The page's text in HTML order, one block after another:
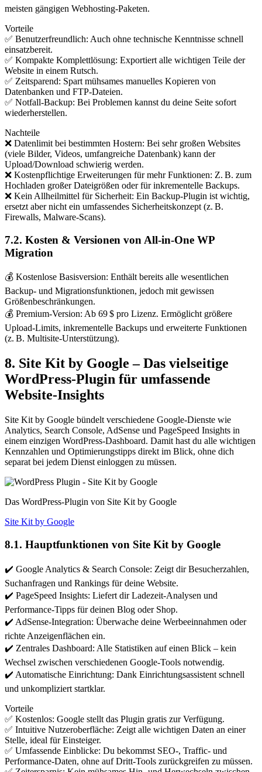
meisten gängigen Webhosting-Paketen.
Vorteile
✅ Benutzerfreundlich: Auch ohne technische Kenntnisse schnell
einsatzbereit.
✅ Kompakte Komplettlösung: Exportiert alle wichtigen Teile der
Website in einem Rutsch.
✅ Zeitsparend: Spart mühsames manuelles Kopieren von
Datenbanken und FTP-Dateien.
✅ Notfall-Backup: Bei Problemen kannst du deine Seite sofort
wiederherstellen.
Nachteile
❌ Datenlimit bei bestimmten Hostern: Bei sehr großen Websites
(viele Bilder, Videos, umfangreiche Datenbank) kann der
Upload/Download schwierig werden.
❌ Kostenpflichtige Erweiterungen für mehr Funktionen: Z. B. zum
Hochladen großer Dateigrößen oder für inkrementelle Backups.
❌ Kein Allheilmittel für Sicherheit: Ein Backup-Plugin ist wichtig,
ersetzt aber nicht ein umfassendes Sicherheitskonzept (z. B.
Firewalls, Malware-Scans).
7.2. Kosten & Versionen von All-in-One WP
Migration
💰 Kostenlose Basisversion: Enthält bereits alle wesentlichen
Backup- und Migrationsfunktionen, jedoch mit gewissen
Größenbeschränkungen.
💰 Premium-Version: Ab 69 $ pro Lizenz. Ermöglicht größere
Upload-Limits, inkrementelle Backups und erweiterte Funktionen
(z. B. Multisite-Unterstützung).
8. Site Kit by Google – Das vielseitige
WordPress-Plugin für umfassende
Website-Insights
Site Kit by Google bündelt verschiedene Google-Dienste wie
Analytics, Search Console, AdSense und PageSpeed Insights in
einem einzigen WordPress-Dashboard. Damit hast du alle wichtigen
Kennzahlen und Optimierungstipps direkt im Blick, ohne dich
separat bei jedem Dienst einloggen zu müssen.
Das WordPress-Plugin von Site Kit by Google
Site Kit by Google
8.1. Hauptfunktionen von Site Kit by Google
✔️ Google Analytics & Search Console: Zeigt dir Besucherzahlen,
Suchanfragen und Rankings für deine Website.
✔️ PageSpeed Insights: Liefert dir Ladezeit-Analysen und
Performance-Tipps für deinen Blog oder Shop.
✔️ AdSense-Integration: Überwache deine Werbeeinnahmen oder
richte Anzeigenflächen ein.
✔️ Zentrales Dashboard: Alle Statistiken auf einen Blick – kein
Wechsel zwischen verschiedenen Google-Tools notwendig.
✔️ Automatische Einrichtung: Dank Einrichtungsassistent schnell
und unkompliziert startklar.
Vorteile
✅ Kostenlos: Google stellt das Plugin gratis zur Verfügung.
✅ Intuitive Nutzeroberfläche: Zeigt alle wichtigen Daten an einer
Stelle, ideal für Einsteiger.
✅ Umfassende Einblicke: Du bekommst SEO-, Traffic- und
Performance-Daten, ohne auf Dritt-Tools zurückgreifen zu müssen.